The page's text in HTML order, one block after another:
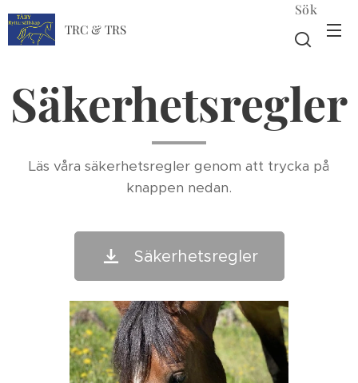
TRC & TRS
Sök
Säkerhetsregler
Läs våra säkerhetsregler genom att trycka på
knappen nedan.
Säkerhetsregler